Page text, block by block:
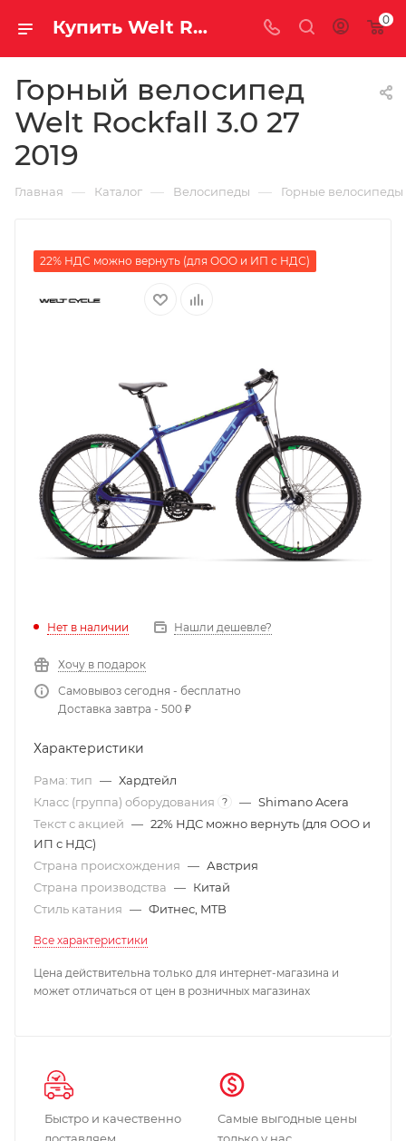
Купить Welt Rockfall 3.0 27 2019 за рублей, а со скидкой 0
Горный велосипед
Welt Rockfall 3.0 27
2019
Главная — Каталог — Велосипеды — Горные велосипеды
22% НДС можно вернуть (для ООО и ИП с НДС)
Нет в наличии Нашли дешевле?
Хочу в подарок
Самовывоз сегодня - бесплатно
Доставка завтра - 500 ₽
Характеристики
Рама: тип — Хардтейл
Класс (группа) оборудования
? — Shimano Acera
Текст с акцией — 22% НДС можно вернуть (для ООО и
ИП с НДС)
Страна происхождения — Австрия
Страна производства — Китай
Стиль катания — Фитнес, MTB
Все характеристики
Цена действительна только для интернет-магазина и
может отличаться от цен в розничных магазинах
Быстро и качественно
доставляем
Самые выгодные цены
только у нас